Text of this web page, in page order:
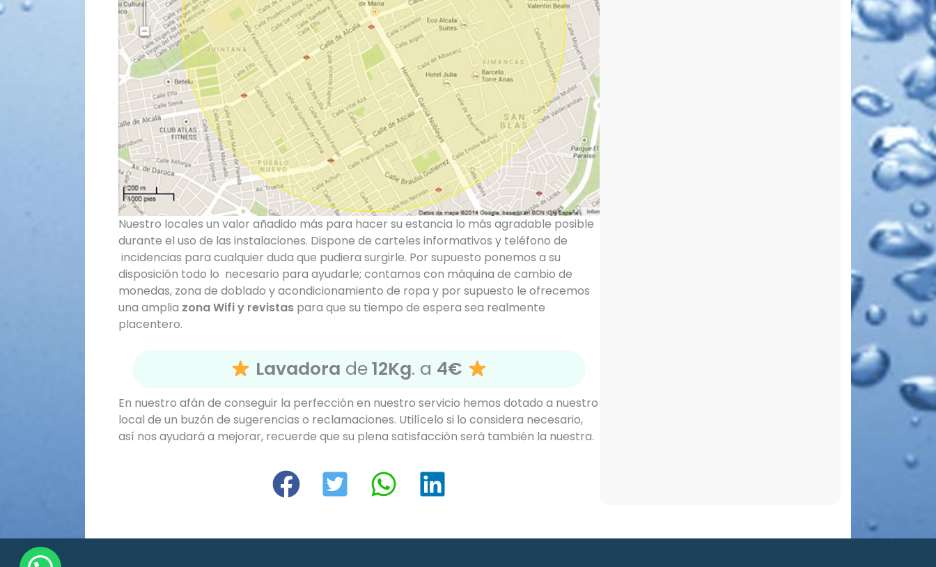
Nuestro locales un valor añadido más para hacer su estancia lo más agradable posible
durante el uso de las instalaciones. Dispone de carteles informativos y teléfono de
incidencias para cualquier duda que pudiera surgirle. Por supuesto ponemos a su
disposición todo lo necesario para ayudarle; contamos con máquina de cambio de
monedas, zona de doblado y acondicionamiento de ropa y por supuesto le ofrecemos
una amplia zona Wifi y revistas para que su tiempo de espera sea realmente
placentero.
Lavadora de12Kg. a 4€
En nuestro afán de conseguir la perfección en nuestro servicio hemos dotado a nuestro
local de un buzón de sugerencias o reclamaciones. Utilícelo si lo considera necesario,
así nos ayudará a mejorar, recuerde que su plena satisfacción será también la nuestra.